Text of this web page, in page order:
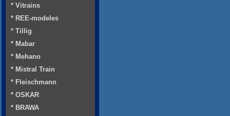
* Vitrains
* REE-modeles
* Tillig
* Mabar
* Mehano
* Mistral Train
* Fleischmann
* OSKAR
* BRAWA